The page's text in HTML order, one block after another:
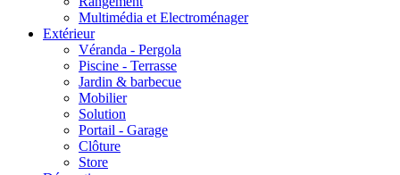
Multimédia et Electroménager
Extérieur
Véranda - Pergola
Piscine - Terrasse
Jardin & barbecue
Mobilier
Solution
Portail - Garage
Clôture
Store